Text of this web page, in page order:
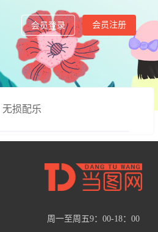
会员登录 会员注册
无损配乐
周一至周五9：00-18：00